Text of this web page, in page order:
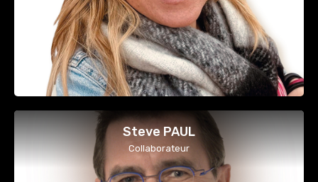
Steve PAUL
Collaborateur